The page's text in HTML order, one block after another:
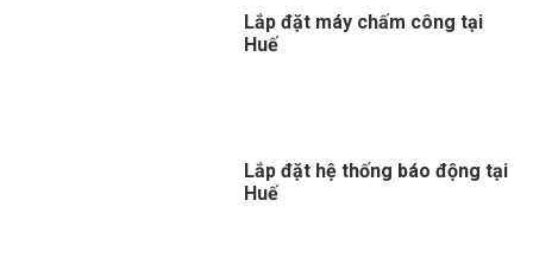
Lắp đặt máy chấm công tại
Huế
Lắp đặt hệ thống báo động tại
Huế